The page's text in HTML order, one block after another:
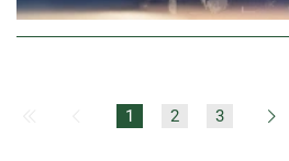
Previous Page
1 2 3